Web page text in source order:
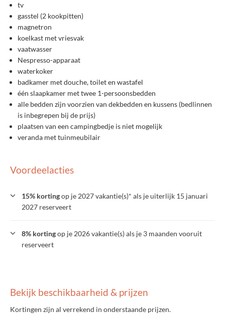
tv
gasstel (2 kookpitten)
magnetron
koelkast met vriesvak
vaatwasser
Nespresso-apparaat
waterkoker
badkamer met douche, toilet en wastafel
één slaapkamer met twee 1-persoonsbedden
alle bedden zijn voorzien van dekbedden en kussens (bedlinnen
is inbegrepen bij de prijs)
plaatsen van een campingbedje is niet mogelijk
veranda met tuinmeubilair
Voordeelacties
15% kortingop je 2027 vakantie(s)* als je uiterlijk 15 januari
2027 reserveert
8% kortingop je 2026 vakantie(s) als je 3 maanden vooruit
reserveert
Bekijk beschikbaarheid & prijzen
Kortingen zijn al verrekend in onderstaande prijzen.